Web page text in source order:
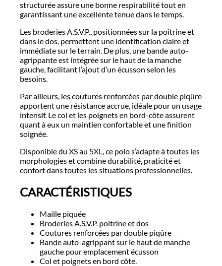
structurée assure une bonne respirabilité tout en
garantissant une excellente tenue dans le temps.
Les broderies A.S.V.P., positionnées sur la poitrine et
dans le dos, permettent une identification claire et
immédiate sur le terrain. De plus, une bande auto-
agrippante est intégrée sur le haut de la manche
gauche, facilitant l’ajout d’un écusson selon les
besoins.
Par ailleurs, les coutures renforcées par double piqûre
apportent une résistance accrue, idéale pour un usage
intensif. Le col et les poignets en bord-côte assurent
quant à eux un maintien confortable et une finition
soignée.
Disponible du XS au 5XL, ce polo s’adapte à toutes les
morphologies et combine durabilité, praticité et
confort dans toutes les situations professionnelles.
CARACTÉRISTIQUES
Maille piquée
Broderies A.S.V.P. poitrine et dos
Coutures renforcées par double piqûre
Bande auto-agrippant sur le haut de manche
gauche pour emplacement écusson
Col et poignets en bord côte.